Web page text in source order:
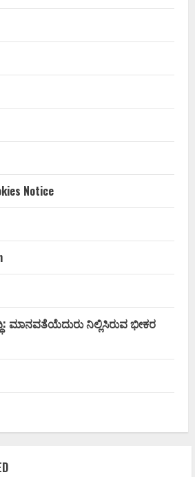
Notice
ಮಾನವತೆಯೆದುರು ನಿಲ್ಲಿಸಿರುವ ಭೀಕರ